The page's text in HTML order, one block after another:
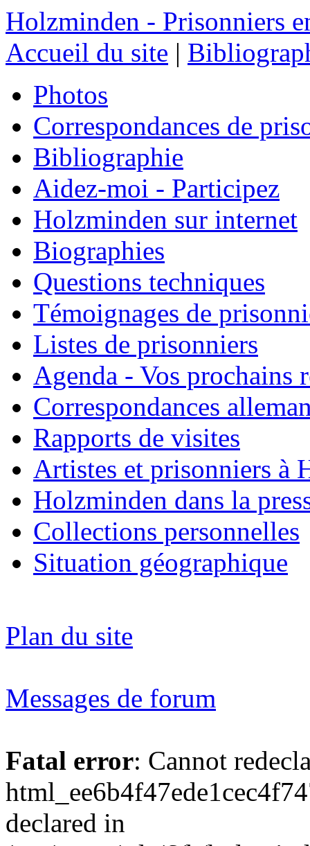
Holzminden - Prisonniers
Accueil du site |
Photos
Correspondances de
Bibliographie
Aidez-moi - Participez
Holzminden sur internet
Biographies
Questions techniques
Témoignages de
Listes de prisonniers
Agenda - Vos prochains
Correspondances
Rapports de visites
Artistes et prisonniers à
Holzminden dans la
Collections personnelles
Situation géographique
Plan du site
Messages de forum
Fatal error: Cannot
declared in